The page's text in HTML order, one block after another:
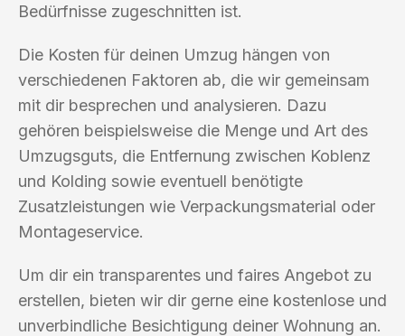
Bedürfnisse zugeschnitten ist.
Die Kosten für deinen Umzug hängen von
verschiedenen Faktoren ab, die wir gemeinsam
mit dir besprechen und analysieren. Dazu
gehören beispielsweise die Menge und Art des
Umzugsguts, die Entfernung zwischen Koblenz
und Kolding sowie eventuell benötigte
Zusatzleistungen wie Verpackungsmaterial oder
Montageservice.
Um dir ein transparentes und faires Angebot zu
erstellen, bieten wir dir gerne eine kostenlose und
unverbindliche Besichtigung deiner Wohnung an.